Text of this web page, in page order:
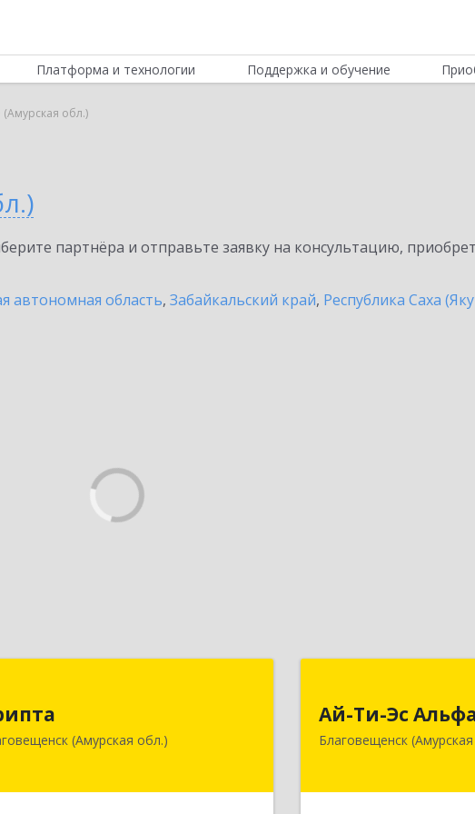
Платформа и технологии Поддержка и обучение
(Амурская обл.)
партнёра и отправьте заявку на консультацию,
автономная область, Забайкальский край, Республика Саха
(Амурская обл.)
Амурская обл, Благовещенск
г, Амурская ул, дом № 236, оф.7-8
Подробнее
Ай-Ти-Эс
Благовещенск
675000, Амурская
г, Зейская ул,